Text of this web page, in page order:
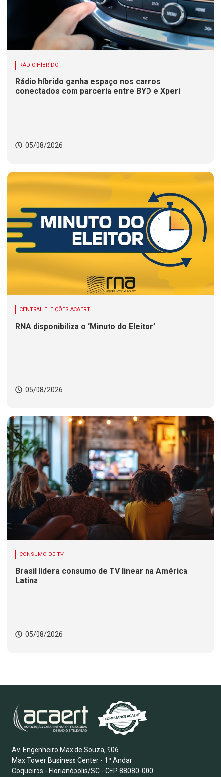
RÁDIO HÍBRIDO
Rádio híbrido ganha espaço nos carros
conectados com parceria entre BYD e Xperi
05/08/2026
CENTRAL ELEIÇÕES ACAERT
RNA disponibiliza o ‘Minuto do Eleitor’
05/08/2026
CONSUMO DE TV
Brasil lidera consumo de TV linear na América
Latina
05/08/2026
Av. Engenheiro Max de Souza, 906
Max Tower Business Center - 1º Andar
Coqueiros - Florianópolis/SC - CEP 88080-000